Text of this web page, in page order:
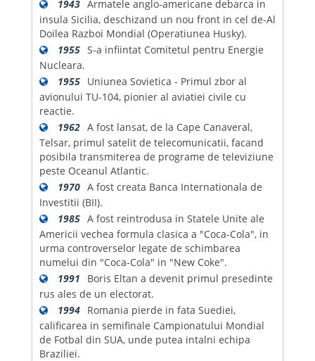
1943 Armatele anglo-americane debarca in
insula Sicilia, deschizand un nou front in cel de-Al
Doilea Razboi Mondial (Operatiunea Husky).
1955 S-a infiintat Comitetul pentru Energie
Nucleara.
1955 Uniunea Sovietica - Primul zbor al
avionului TU-104, pionier al aviatiei civile cu
reactie.
1962 A fost lansat, de la Cape Canaveral,
Telsar, primul satelit de telecomunicatii, facand
posibila transmiterea de programe de televiziune
peste Oceanul Atlantic.
1970 A fost creata Banca Internationala de
Investitii (BII).
1985 A fost reintrodusa in Statele Unite ale
Americii vechea formula clasica a "Coca-Cola", in
urma controverselor legate de schimbarea
numelui din "Coca-Cola" in "New Coke".
1991
Boris Eltan a devenit primul presedinte
rus ales de un electorat.
1994 Romania pierde in fata Suediei,
calificarea in semifinale Campionatului Mondial
de Fotbal din SUA, unde putea intalni echipa
Braziliei.